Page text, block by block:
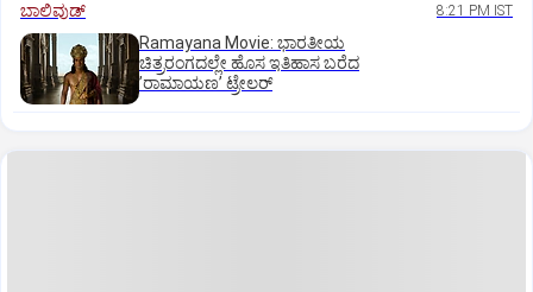
ಬಾಲಿವುಡ್‌ 8:21 PM IST
Ramayana Movie: ಭಾರತೀಯ
ಚಿತ್ರರಂಗದಲ್ಲೇ ಹೊಸ ಇತಿಹಾಸ ಬರೆದ
ʼರಾಮಾಯಣʼ ಟ್ರೇಲರ್